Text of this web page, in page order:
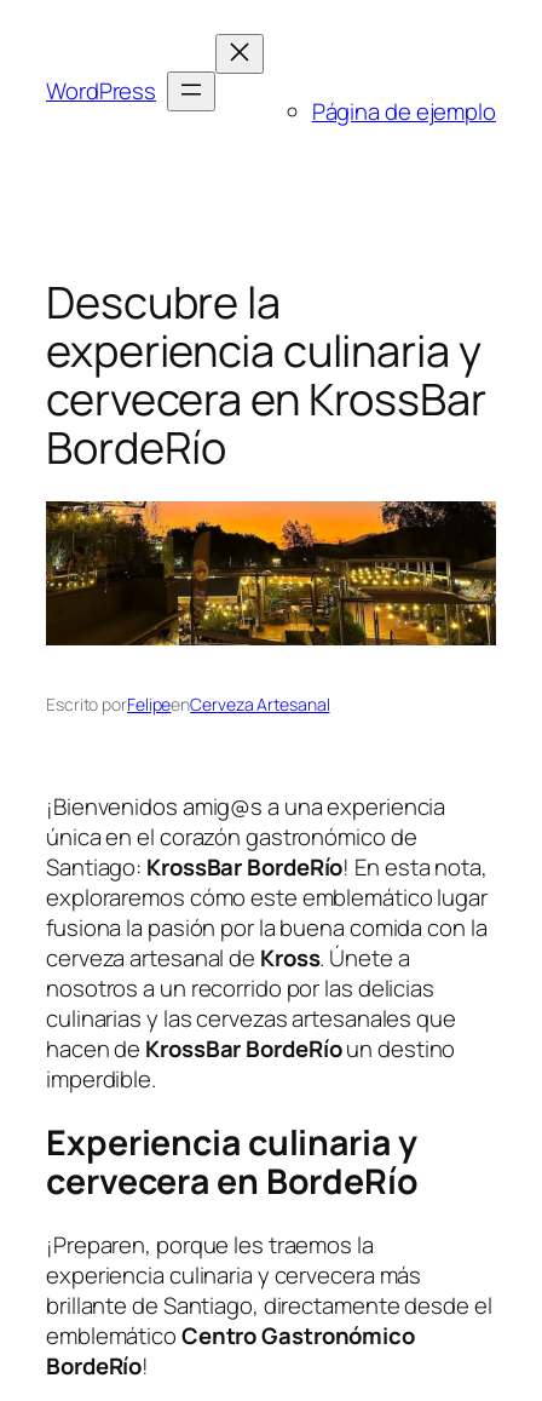
contenido
WordPress
Página de ejemplo
Descubre la
experiencia culinaria y
cervecera en KrossBar
BordeRío
Escrito porFelipeenCerveza Artesanal
¡Bienvenidos amig@s a una experiencia
única en el corazón gastronómico de
Santiago: KrossBar BordeRío! En esta nota,
exploraremos cómo este emblemático lugar
fusiona la pasión por la buena comida con la
cerveza artesanal de Kross. Únete a
nosotros a un recorrido por las delicias
culinarias y las cervezas artesanales que
hacen de KrossBar BordeRíoun destino
imperdible.
Experiencia culinaria y
cervecera en BordeRío
¡Preparen, porque les traemos la
experiencia culinaria y cervecera más
brillante de Santiago, directamente desde el
emblemáticoCentro Gastronómico
BordeRío!